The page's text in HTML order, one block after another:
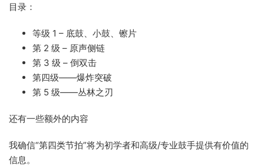
目录：
等级 1 – 底鼓、小鼓、镲片
第 2 级 – 原声侧链
第 3 级 – 倒双击
第四级——爆炸突破
第 5 级——丛林之刃
还有一些额外的内容
我确信“第四类节拍”将为初学者和高级/专业鼓手提供有价值的
信息。